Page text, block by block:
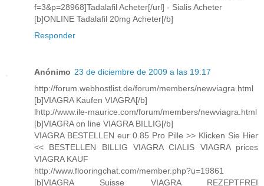
f=3&p=28968]Tadalafil Acheter[/url] - Sialis Acheter
[b]ONLINE Tadalafil 20mg Acheter[/b]
Responder
Anónimo 23 de diciembre de 2009 a las 19:17
http://forum.webhostlist.de/forum/members/newviagra.html
[b]VIAGRA Kaufen VIAGRA[/b]
lhttp://www.ile-maurice.com/forum/members/newviagra.html
[b]VIAGRA on line VIAGRA BILLIG[/b]
VIAGRA BESTELLEN eur 0.85 Pro Pille >> Klicken Sie Hier
<< BESTELLEN BILLIG VIAGRA CIALIS VIAGRA prices
VIAGRA KAUF
http://www.flooringchat.com/member.php?u=19861
[b]VIAGRA Suisse VIAGRA REZEPTFREI